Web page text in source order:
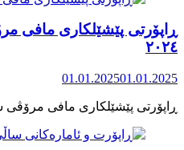
ڕاپۆرتی پێشێلکاری مافی
٢٠٢٤
01.01.202501.01.2025